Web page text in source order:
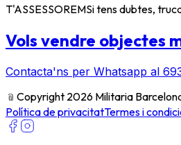
T'ASSESSOREMSi tens dubtes,
Vols vendre objectes
Contacta'ns per Whatsapp al
﹫ Copyright 2026 Militaria
Política de privacitatTermes i